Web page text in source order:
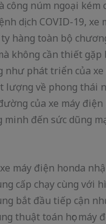
công núm ngoại
dịch COVID-19,
hàng toàn bộ
không cần thiết
phát triển của
lượng về phong
của xe máy
đến sức dũng
máy điện honda
cấp chạy cùng với
bắt đầu tiếp cận
thuật toán học